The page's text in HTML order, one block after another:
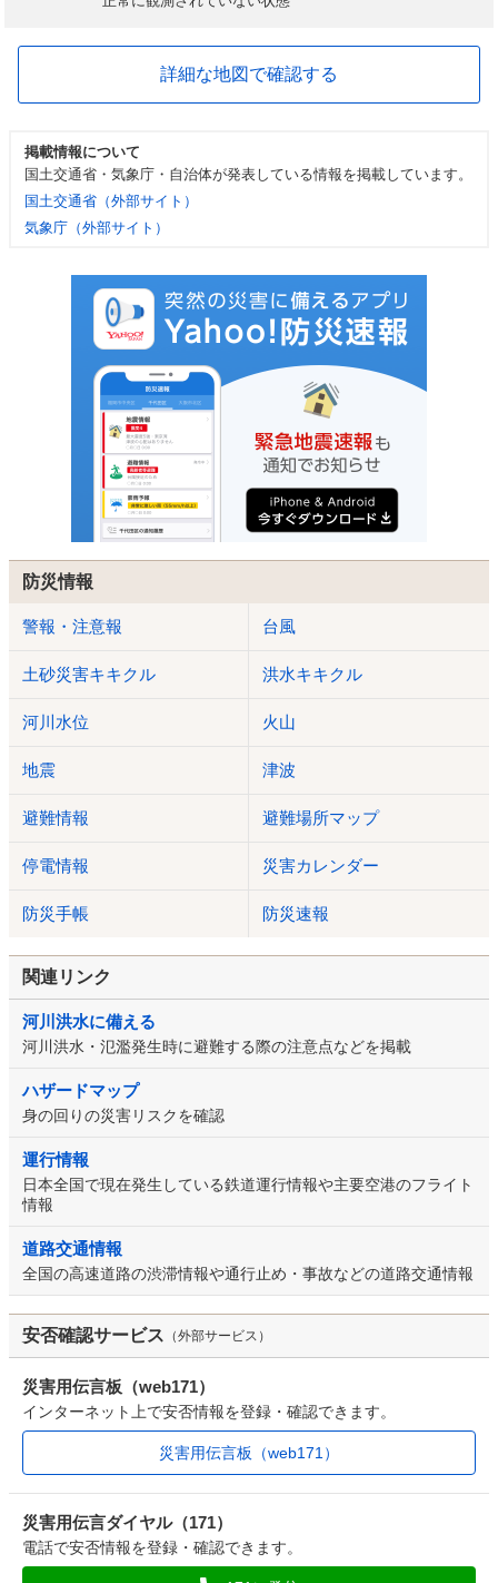
詳細な地図で確認する
掲載情報について
国土交通省・気象庁・自治体が発表している情報を掲載しています。
国土交通省（外部サイト）
気象庁（外部サイト）
防災情報
警報・注意報 台風
土砂災害キキクル 洪水キキクル
河川水位 火山
地震 津波
避難情報 避難場所マップ
停電情報 災害カレンダー
防災手帳 防災速報
関連リンク
河川洪水に備える
河川洪水・氾濫発生時に避難する際の注意点などを掲載
ハザードマップ
身の回りの災害リスクを確認
運行情報
日本全国で現在発生している鉄道運行情報や主要空港のフライト
情報
道路交通情報
全国の高速道路の渋滞情報や通行止め・事故などの道路交通情報
安否確認サービス （外部サービス）
災害用伝言板（web171）
インターネット上で安否情報を登録・確認できます。
災害用伝言板（web171）
災害用伝言ダイヤル（171）
電話で安否情報を登録・確認できます。